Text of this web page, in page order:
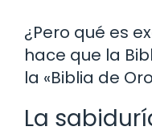
¿Pero qué es
hace que la
la «Biblia de
La